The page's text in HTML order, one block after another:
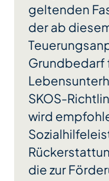
geltenden
der ab
Grundbedarf
SKOS-
wird
die zur